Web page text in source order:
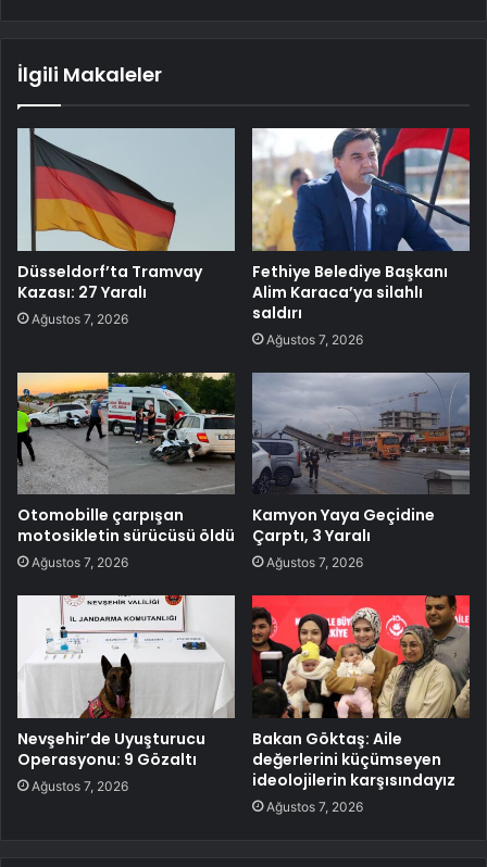
İlgili Makaleler
Düsseldorf’ta Tramvay
Kazası: 27 Yaralı
Ağustos 7, 2026
Fethiye Belediye Başkanı
Alim Karaca’ya silahlı
saldırı
Ağustos 7, 2026
Otomobille çarpışan
motosikletin sürücüsü öldü
Ağustos 7, 2026
Kamyon Yaya Geçidine
Çarptı, 3 Yaralı
Ağustos 7, 2026
Nevşehir’de Uyuşturucu
Operasyonu: 9 Gözaltı
Ağustos 7, 2026
Bakan Göktaş: Aile
değerlerini küçümseyen
ideolojilerin karşısındayız
Ağustos 7, 2026